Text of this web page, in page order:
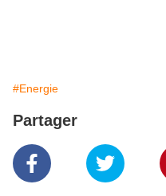
#Energie
Partager